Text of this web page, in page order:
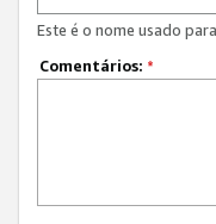
Este é o nome usado
Comentários: *